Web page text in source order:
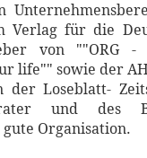
Verlag für die
von ""ORG -
life"" sowie der
der Loseblatt-
und des
Organisation.